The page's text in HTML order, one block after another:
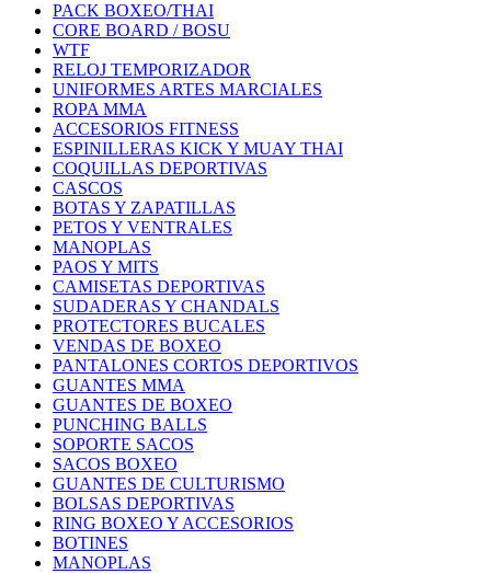
PACK BOXEO/THAI
CORE BOARD / BOSU
WTF
RELOJ TEMPORIZADOR
UNIFORMES ARTES MARCIALES
ROPA MMA
ACCESORIOS FITNESS
ESPINILLERAS KICK Y MUAY THAI
COQUILLAS DEPORTIVAS
CASCOS
BOTAS Y ZAPATILLAS
PETOS Y VENTRALES
MANOPLAS
PAOS Y MITS
CAMISETAS DEPORTIVAS
SUDADERAS Y CHANDALS
PROTECTORES BUCALES
VENDAS DE BOXEO
PANTALONES CORTOS DEPORTIVOS
GUANTES MMA
GUANTES DE BOXEO
PUNCHING BALLS
SOPORTE SACOS
SACOS BOXEO
GUANTES DE CULTURISMO
BOLSAS DEPORTIVAS
RING BOXEO Y ACCESORIOS
BOTINES
MANOPLAS